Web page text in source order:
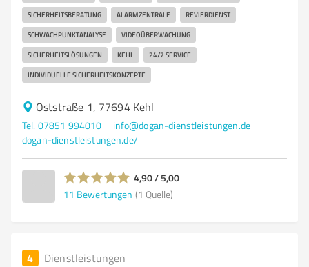
SICHERHEITSBERATUNG ALARMZENTRALE REVIERDIENST
SCHWACHPUNKTANALYSE VIDEOÜBERWACHUNG
SICHERHEITSLÖSUNGEN KEHL 24/7 SERVICE
INDIVIDUELLE SICHERHEITSKONZEPTE
Oststraße 1, 77694 Kehl
Tel. 07851 994010
info@dogan-dienstleistungen.de
dogan-dienstleistungen.de/
4,90 / 5,00
11 Bewertungen (1 Quelle)
4 Dienstleistungen